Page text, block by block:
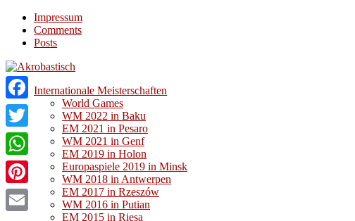
Impressum
Comments
Posts
Internationale Meisterschaften
World Games
WM 2022 in Baku
EM 2021 in Pesaro
WM 2021 in Genf
EM 2019 in Holon
Europaspiele 2019 in Minsk
WM 2018 in Antwerpen
EM 2017 in Rzeszów
WM 2016 in Putian
EM 2015 in Riesa
Facebook
Twitter
WhatsApp
Pinterest